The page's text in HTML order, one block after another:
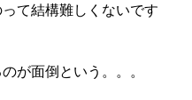
て結構難しくないです
が面倒という。。。